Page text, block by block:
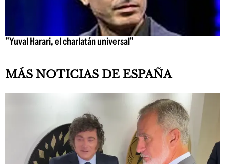
"Yuval Harari, el charlatán universal"
MÁS NOTICIAS DE ESPAÑA